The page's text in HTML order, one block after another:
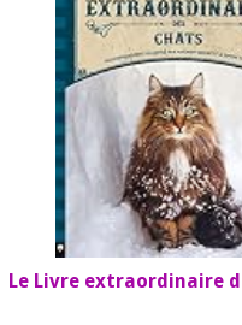
Le Livre extraordinaire